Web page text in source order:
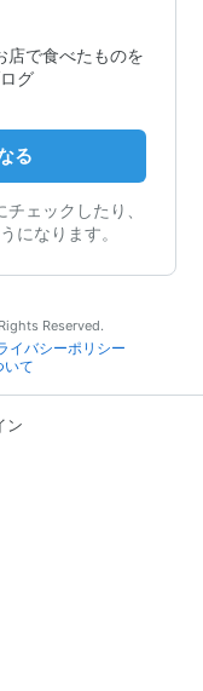
店で食べたものを
グ
る
ェックしたり、
になります。
Reserved.
イバシーポリシー
いて
ン